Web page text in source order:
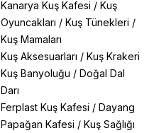
Kanarya Kuş Kafesi / Kuş
Oyuncakları / Kuş Tünekleri /
Kuş Mamaları
Kuş Aksesuarları / Kuş Krakeri
Kuş Banyoluğu / Doğal Dal
Darı
Ferplast Kuş Kafesi / Dayang
Papağan Kafesi / Kuş Sağlığı